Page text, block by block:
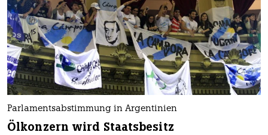
Parlamentsabstimmung in Argentinien
Ölkonzern wird Staatsbesitz